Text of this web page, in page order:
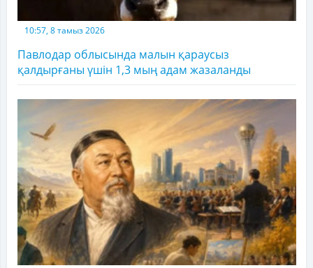
10:57, 8 тамыз 2026
Павлодар облысында малын қараусыз
қалдырғаны үшін 1,3 мың адам жазаланды